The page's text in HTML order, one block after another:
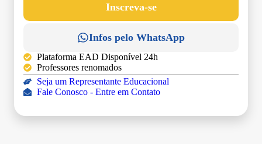
Inscreva-se
Infos pelo WhatsApp
Plataforma EAD Disponível 24h
Professores renomados
Seja um Representante Educacional
Fale Conosco - Entre em Contato